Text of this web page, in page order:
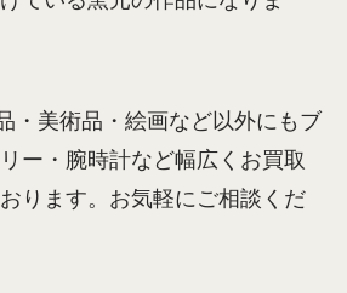
・美術品・絵画など以外にもブ
ー・腕時計など幅広くお買取
ります。お気軽にご相談くだ